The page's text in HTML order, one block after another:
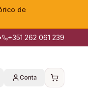
de
+351 262 061 239
Conta